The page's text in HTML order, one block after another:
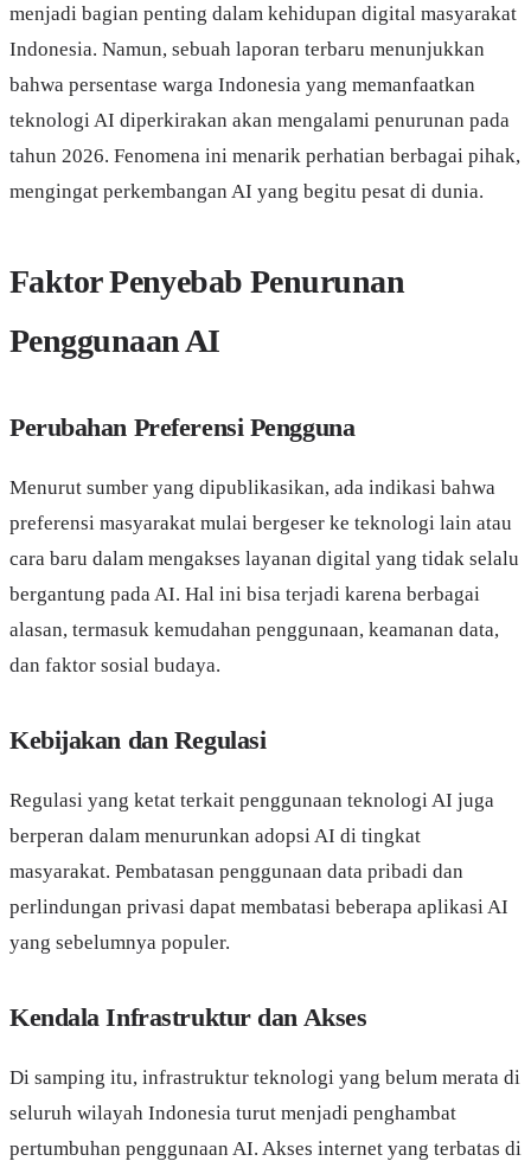
menjadi bagian penting dalam kehidupan digital masyarakat
Indonesia. Namun, sebuah laporan terbaru menunjukkan
bahwa persentase warga Indonesia yang memanfaatkan
teknologi AI diperkirakan akan mengalami penurunan pada
tahun 2026. Fenomena ini menarik perhatian berbagai pihak,
mengingat perkembangan AI yang begitu pesat di dunia.
Faktor Penyebab Penurunan
Penggunaan AI
Perubahan Preferensi Pengguna
Menurut sumber yang dipublikasikan, ada indikasi bahwa
preferensi masyarakat mulai bergeser ke teknologi lain atau
cara baru dalam mengakses layanan digital yang tidak selalu
bergantung pada AI. Hal ini bisa terjadi karena berbagai
alasan, termasuk kemudahan penggunaan, keamanan data,
dan faktor sosial budaya.
Kebijakan dan Regulasi
Regulasi yang ketat terkait penggunaan teknologi AI juga
berperan dalam menurunkan adopsi AI di tingkat
masyarakat. Pembatasan penggunaan data pribadi dan
perlindungan privasi dapat membatasi beberapa aplikasi AI
yang sebelumnya populer.
Kendala Infrastruktur dan Akses
Di samping itu, infrastruktur teknologi yang belum merata di
seluruh wilayah Indonesia turut menjadi penghambat
pertumbuhan penggunaan AI. Akses internet yang terbatas di